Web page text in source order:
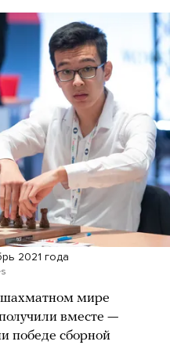
2021 года
шахматном мире
вместе —
победе сборной